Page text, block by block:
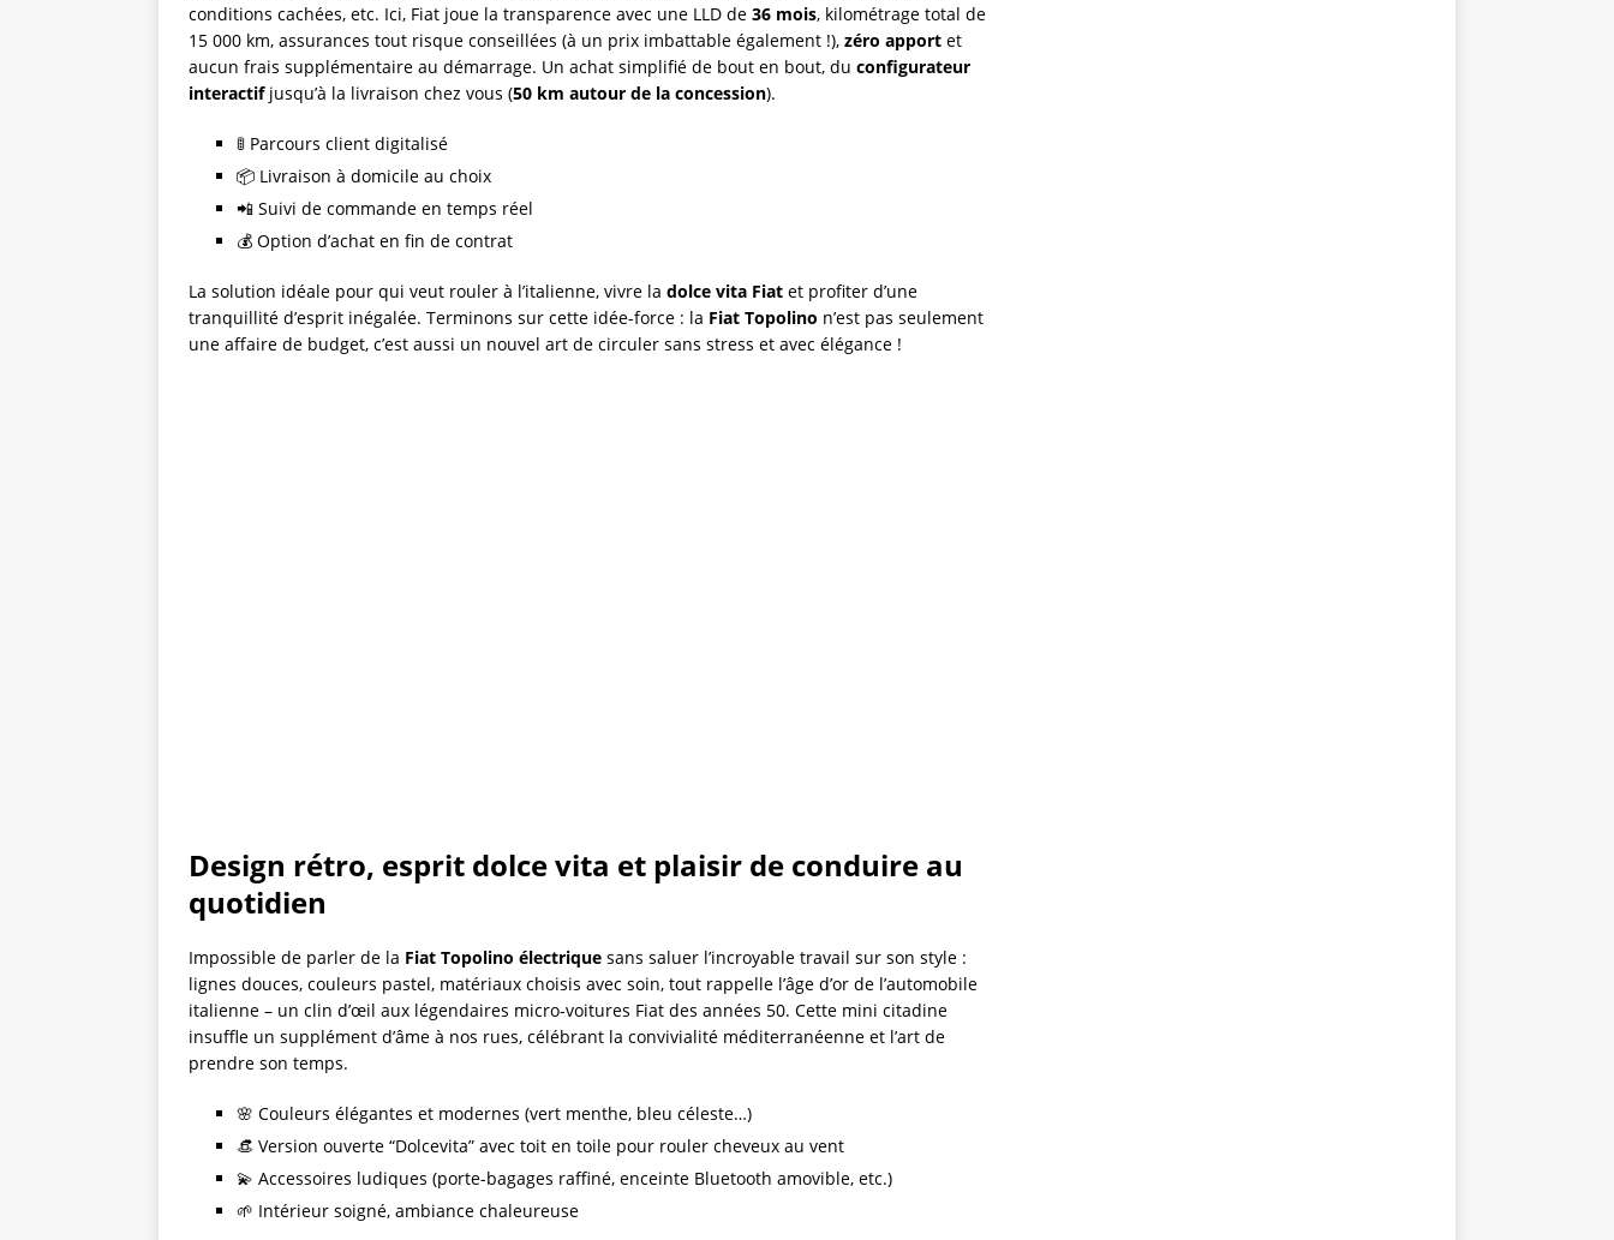
conditions cachées, etc. Ici, Fiat joue la transparence avec une LLD de 36 mois, kilométrage total de
15 000 km, assurances tout risque conseillées (à un prix imbattable également !), zéro apport et
aucun frais supplémentaire au démarrage. Un achat simplifié de bout en bout, du configurateur
interactifjusqu’à la livraison chez vous (50 km autour de la concession).
🚦 Parcours client digitalisé
📦 Livraison à domicile au choix
📲 Suivi de commande en temps réel
💰 Option d’achat en fin de contrat
La solution idéale pour qui veut rouler à l’italienne, vivre la dolce vita Fiat et profiter d’une
tranquillité d’esprit inégalée. Terminons sur cette idée-force : la Fiat Topolino n’est pas seulement
une affaire de budget, c’est aussi un nouvel art de circuler sans stress et avec élégance !
Design rétro, esprit dolce vita et plaisir de conduire au
quotidien
Impossible de parler de la Fiat Topolino électrique sans saluer l’incroyable travail sur son style :
lignes douces, couleurs pastel, matériaux choisis avec soin, tout rappelle l’âge d’or de l’automobile
italienne – un clin d’œil aux légendaires micro-voitures Fiat des années 50. Cette mini citadine
insuffle un supplément d’âme à nos rues, célébrant la convivialité méditerranéenne et l’art de
prendre son temps.
🌸 Couleurs élégantes et modernes (vert menthe, bleu céleste…)
👒 Version ouverte “Dolcevita” avec toit en toile pour rouler cheveux au vent
💫 Accessoires ludiques (porte-bagages raffiné, enceinte Bluetooth amovible, etc.)
🌱 Intérieur soigné, ambiance chaleureuse